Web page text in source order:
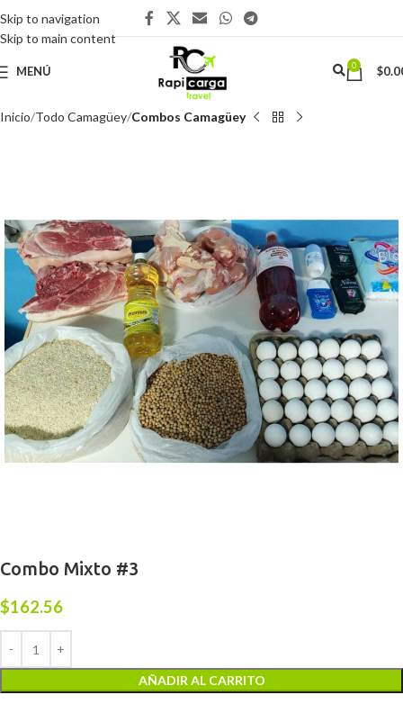
Skip to navigation
Skip to main content
MENÚ 0 $
Inicio Todo Camagüey Combos Camagüey
Combo Mixto #3
$162.56
AÑADIR AL CARRITO